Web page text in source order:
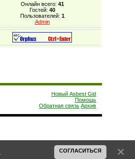
Онлайн всего: 41
Гостей: 40
Пользователей: 1
Admin
Новый Asbest Gid
Помощь
Обратная связь Архив
СОГЛАСИТЬСЯ